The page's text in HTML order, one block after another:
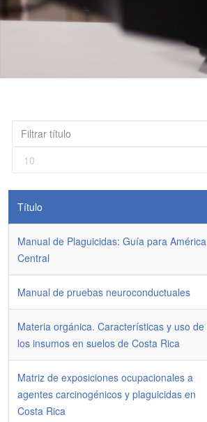
Filtrar
título
Cantidad
a
mostrar
Título
Manual de Plaguicidas: Guía para América
Central
Manual de pruebas neuroconductuales
Materia orgánica. Características y uso de
los insumos en suelos de Costa Rica
Matriz de exposiciones ocupacionales a
agentes carcinogénicos y plaguicidas en
Costa Rica